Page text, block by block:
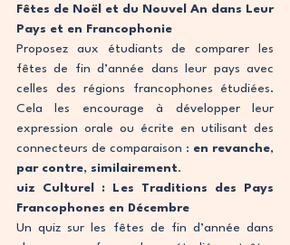
Fêtes de Noël et du Nouvel An dans Leur
Pays et en Francophonie
Proposez aux étudiants de comparer les
fêtes de fin d’année dans leur pays avec
celles des régions francophones étudiées.
Cela les encourage à développer leur
expression orale ou écrite en utilisant des
connecteurs de comparaison : en revanche
par contre, similairement.
uiz Culturel : Les Traditions des Pays
Francophones en Décembre
Un quiz sur les fêtes de fin d’année dans